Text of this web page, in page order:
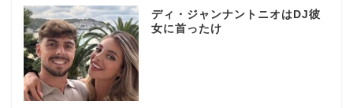
ディ・ジャンナントニオはDJ彼
女に首ったけ